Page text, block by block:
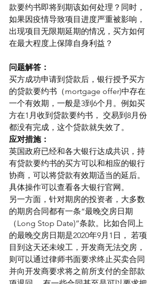
款要约书即将到期该如何处理？同时，
如果因疫情导致项目进度严重被影响，
出现项目无限期延期的情况，买方如何
在最大程度上保障自身利益？
问题解答：
买方成功申请到贷款后，银行授予买方
的贷款要约书（mortgage offer)中存在
一个有效期，一般是3到6个月。例如买
方在1月收到贷款要约书， 交易到8月份
都没有完成，这个贷款就失效了。
应对措施：
英国政府已经和各大银行达成共识，持
有贷款要约书的买方可以和相应的银行
协商，可以将贷款有效期适当的延后。
具体操作可以查看各大银行官网。
另一方面，针对期房的投资者，大多数
的期房合同都有一条“最晚交房日期
（Long Stop Date)”条款。比如合同上
的最晚交房日期是2020年9月1日， 若项
目到这天还未竣工，开发商无法交房，
则可以通过律师书面要求终止买卖合同
并向开发商要求将之前所支付的全部款